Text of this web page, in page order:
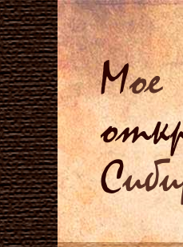
Мое
С